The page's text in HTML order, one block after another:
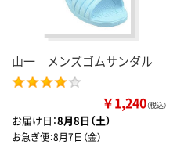
山一 メンズゴムサンダル
￥1,240（税込）
お届け日：8月8日（土）
お急ぎ便：8月7日（金）